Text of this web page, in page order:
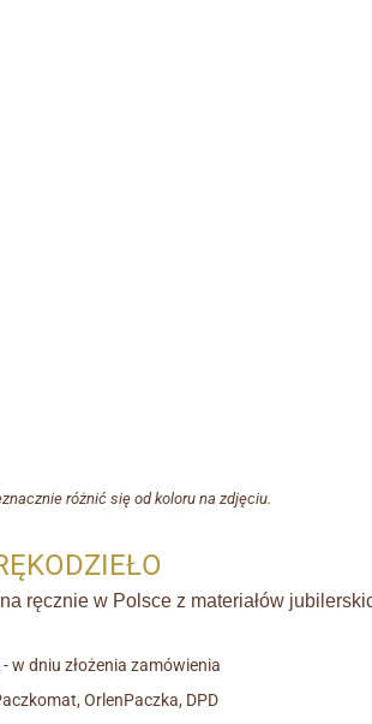
różnić się od koloru na zdjęciu.
ręcznie w Polsce z materiałów
- w dniu złożenia zamówienia
OrlenPaczka, DPD